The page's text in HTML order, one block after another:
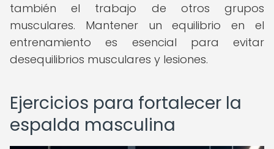
también el trabajo de otros grupos
musculares. Mantener un equilibrio en el
entrenamiento es esencial para evitar
desequilibrios musculares y lesiones.
Ejercicios para fortalecer la
espalda masculina